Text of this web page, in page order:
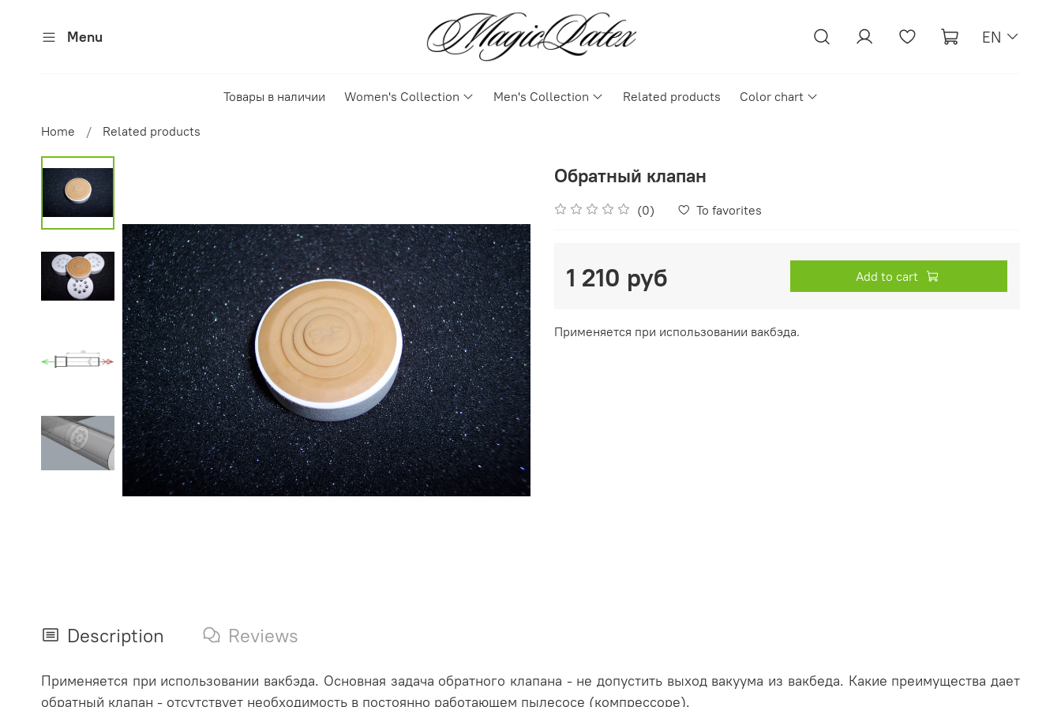
Menu EN
Товары в наличии Women's Collection Men's Collection Related products Color chart
Home Related products
Обратный клапан
(0) To favorites
1 210 руб Add to cart
Применяется при использовании вакбэда.
Description Reviews
Применяется при использовании вакбэда. Основная задача обратного клапана - не допустить выход вакуума из вакбеда. Какие преимущества дает
обратный клапан - отсутствует необходимость в постоянно работающем пылесосе (компрессоре).